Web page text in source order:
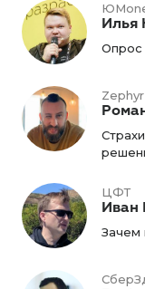
Илья
Опрос
ЦФТ
Иван
Зачем